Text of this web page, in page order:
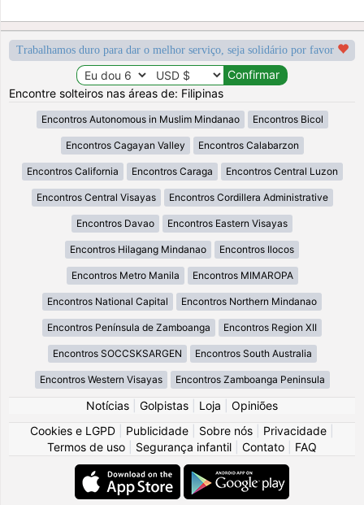
Trabalhamos duro para dar o melhor serviço, seja solidário por favor
Encontre solteiros nas áreas de: Filipinas
Encontros Autonomous in Muslim Mindanao Encontros Bicol
Encontros Cagayan Valley Encontros Calabarzon
Encontros California Encontros Caraga Encontros Central Luzon
Encontros Central Visayas Encontros Cordillera Administrative
Encontros Davao Encontros Eastern Visayas
Encontros Hilagang Mindanao Encontros Ilocos
Encontros Metro Manila Encontros MIMAROPA
Encontros National Capital Encontros Northern Mindanao
Encontros Península de Zamboanga Encontros Region XII
Encontros SOCCSKSARGEN Encontros South Australia
Encontros Western Visayas Encontros Zamboanga Peninsula
Notícias Golpistas Loja
Opiniões
Cookies e LGPD
Publicidade Sobre nós Privacidade
Termos de uso
Segurança infantil Contato FAQ